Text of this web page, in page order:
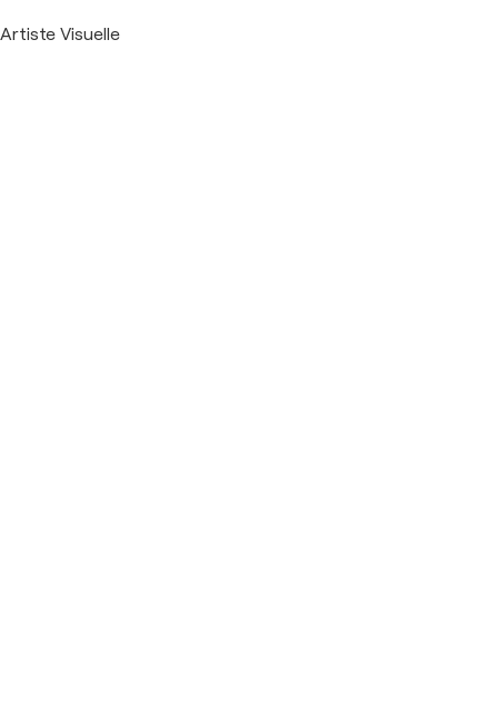
Artiste Visuelle